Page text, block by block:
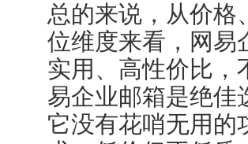
总的来说，从价格
位维度来看，网易
实用、高性价比，
易企业邮箱是绝佳
它没有花哨无用的